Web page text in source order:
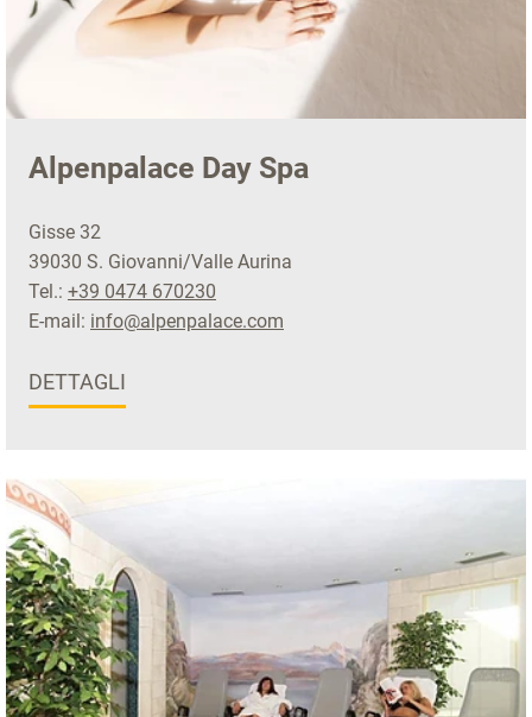
Alpenpalace Day Spa
Gisse 32
39030 S. Giovanni/Valle Aurina
Tel.: +39 0474 670230
E-mail: info@alpenpalace.com
DETTAGLI